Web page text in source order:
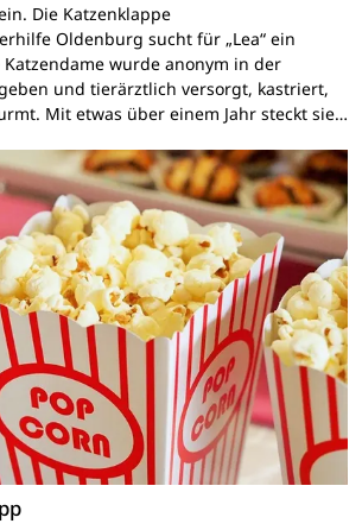
Die Katzenklappe
Oldenburg sucht für „Lea“ ein
wurde anonym in der
und tierärztlich versorgt, kastriert,
Mit etwas über einem Jahr steckt sie…